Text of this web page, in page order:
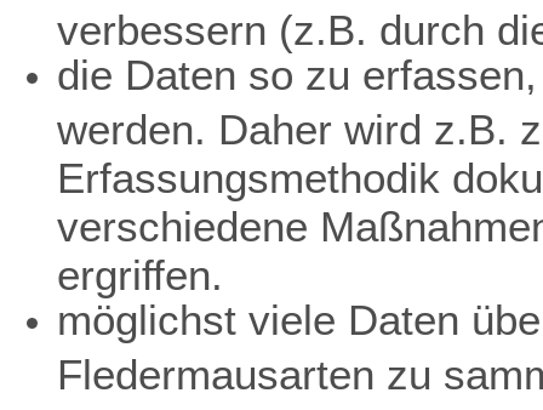
verbessern (z.B. durch
die Daten so zu
werden. Daher wird z.B.
Erfassungsmethodik
verschiedene
ergriffen.
möglichst viele Daten
Fledermausarten zu